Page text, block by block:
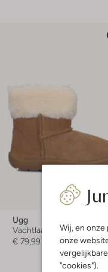
Wij, en onze
onze
"cookies").
Ugg
Vachtlaarzen
€ 79,99